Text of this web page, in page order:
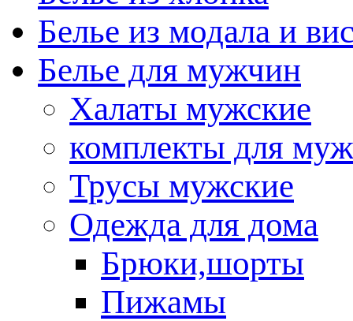
Белье из модала и
Белье для мужчин
Халаты мужские
комплекты для
Трусы мужские
Одежда для дома
Брюки,шорты
Пижамы